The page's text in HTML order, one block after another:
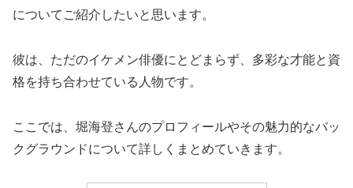
についてご紹介したいと思います。
彼は、ただのイケメン俳優にとどまらず、多彩な才能と資
格を持ち合わせている人物です。
ここでは、堀海登さんのプロフィールやその魅力的なバッ
クグラウンドについて詳しくまとめていきます。